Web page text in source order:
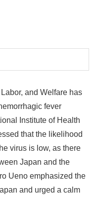
and Welfare has
fever
Institute of Health
that the likelihood
virus is low, as there
Japan and the
Ueno emphasized the
and urged a calm